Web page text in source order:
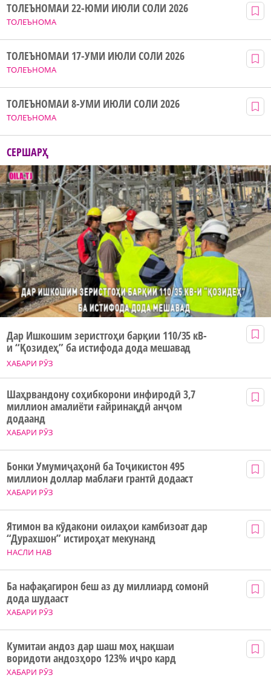
ТОЛЕЪНОМА
ТОЛЕЪНОМАИ 22-ЮМИ ИЮЛИ СОЛИ 2026
ТОЛЕЪНОМА
ТОЛЕЪНОМАИ 17-УМИ ИЮЛИ СОЛИ 2026
ТОЛЕЪНОМА
ТОЛЕЪНОМАИ 8-УМИ ИЮЛИ СОЛИ 2026
СЕРШАРҲ
ХАБАРИ РӮЗ
Дар Ишкошим зеристгоҳи барқии 110/35 кВ-
и “Қозидеҳ” ба истифода дода мешавад
ХАБАРИ РӮЗ
Шаҳрвандону соҳибкорони инфиродӣ 3,7
миллион амалиёти ғайринақдӣ анҷом
додаанд
ХАБАРИ РӮЗ
Бонки Умумиҷаҳонӣ ба Тоҷикистон 495
миллион доллар маблағи грантӣ додааст
НАСЛИ НАВ
Ятимон ва кӯдакони оилаҳои камбизоат дар
“Дурахшон” истироҳат мекунанд
ХАБАРИ РӮЗ
Ба нафақагирон беш аз ду миллиард сомонӣ
дода шудааст
ХАБАРИ РӮЗ
Кумитаи андоз дар шаш моҳ нақшаи
воридоти андозҳоро 123% иҷро кард